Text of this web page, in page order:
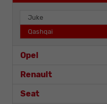
Juke
Qashqai
Opel
Renault
Seat